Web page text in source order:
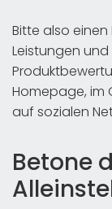
Bitte also
Leistungen
Homepage, im
auf sozialen
Betone